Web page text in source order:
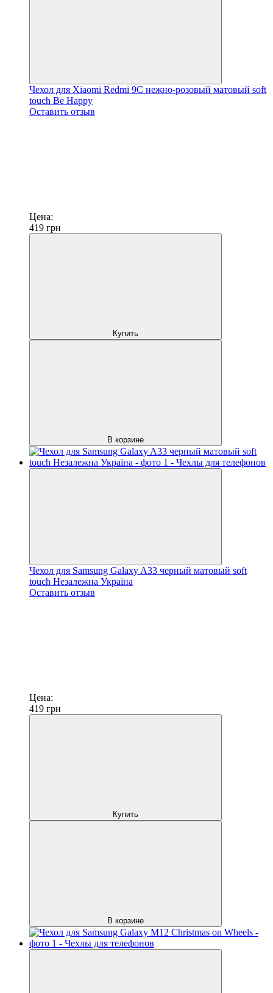
Чехол для Xiaomi Redmi 9C нежно-розовый матовый soft
touch Be Happy
Оставить отзыв
Цена:
419 грн
Купить
В корзине
Чехол для Samsung Galaxy A33 черный матовый soft
touch Незалежна Україна
Оставить отзыв
Цена:
419 грн
Купить
В корзине